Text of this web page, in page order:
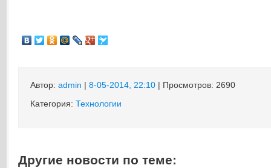
Автор: admin | 8-05-2014, 22:10 | Просмотров: 2690
Категория: Технологии
Другие новости по теме: